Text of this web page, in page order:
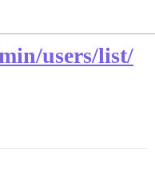
users/list/